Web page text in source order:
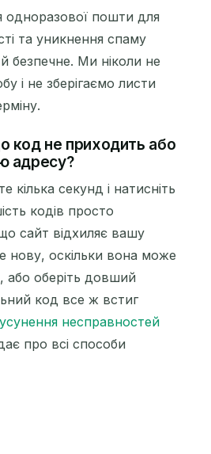
одноразової пошти для
та уникнення спаму
безпечне. Ми ніколи не
і не зберігаємо листи
код не приходить або
адресу?
кілька секунд і натисніть
кодів просто
сайт відхиляє вашу
нову, оскільки вона може
оберіть довший
код все ж встиг
усунення несправностей
про всі способи